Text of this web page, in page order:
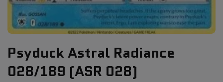
Psyduck Astral Radiance
028/189 (ASR 028)